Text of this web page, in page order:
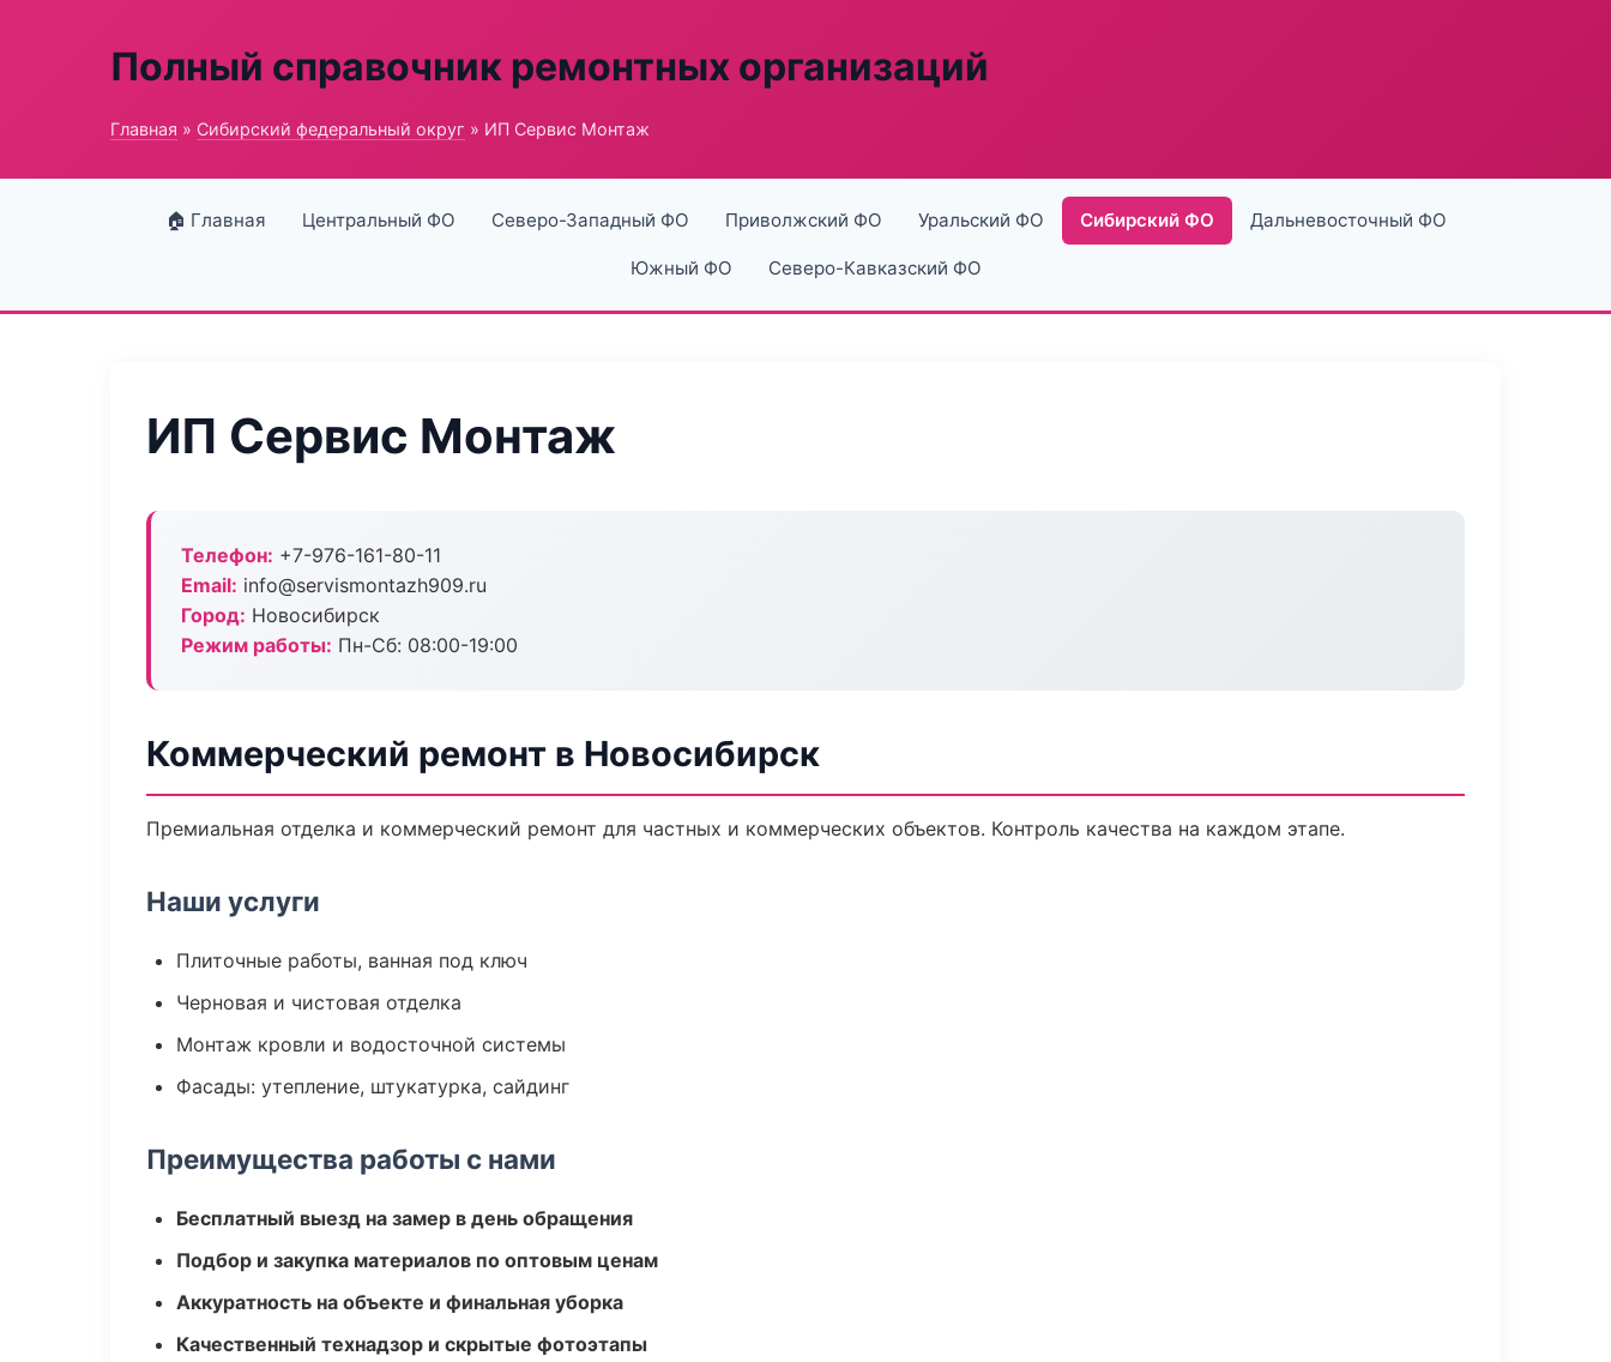
Полный справочник ремонтных организаций
Главная » Сибирский федеральный округ » ИП Сервис Монтаж
🏠 Главная Центральный ФО Северо-Западный ФО Приволжский ФО Уральский ФО Сибирский ФО Дальневосточный ФО
Южный ФО Северо-Кавказский ФО
ИП Сервис Монтаж
Телефон: +7-976-161-80-11
Email: info@servismontazh909.ru
Город: Новосибирск
Режим работы: Пн-Сб: 08:00-19:00
Коммерческий ремонт в Новосибирск
Премиальная отделка и коммерческий ремонт для частных и коммерческих объектов. Контроль качества на каждом этапе.
Наши услуги
Плиточные работы, ванная под ключ
Черновая и чистовая отделка
Монтаж кровли и водосточной системы
Фасады: утепление, штукатурка, сайдинг
Преимущества работы с нами
Бесплатный выезд на замер в день обращения
Подбор и закупка материалов по оптовым ценам
Аккуратность на объекте и финальная уборка
Качественный технадзор и скрытые фотоэтапы